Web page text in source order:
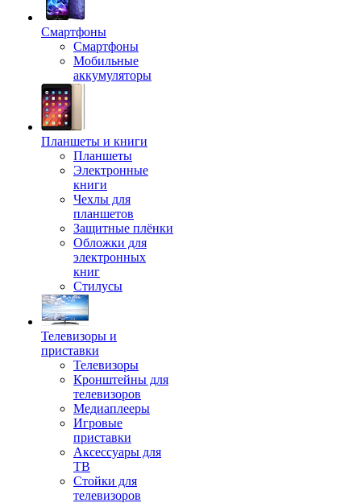
Смартфоны
Смартфоны
Мобильные
аккумуляторы
Планшеты и книги
Планшеты
Электронные
книги
Чехлы для
планшетов
Защитные плёнки
Обложки для
электронных
книг
Стилусы
Телевизоры и
приставки
Телевизоры
Кронштейны для
телевизоров
Медиаплееры
Игровые
приставки
Аксессуары для
ТВ
Стойки для
телевизоров